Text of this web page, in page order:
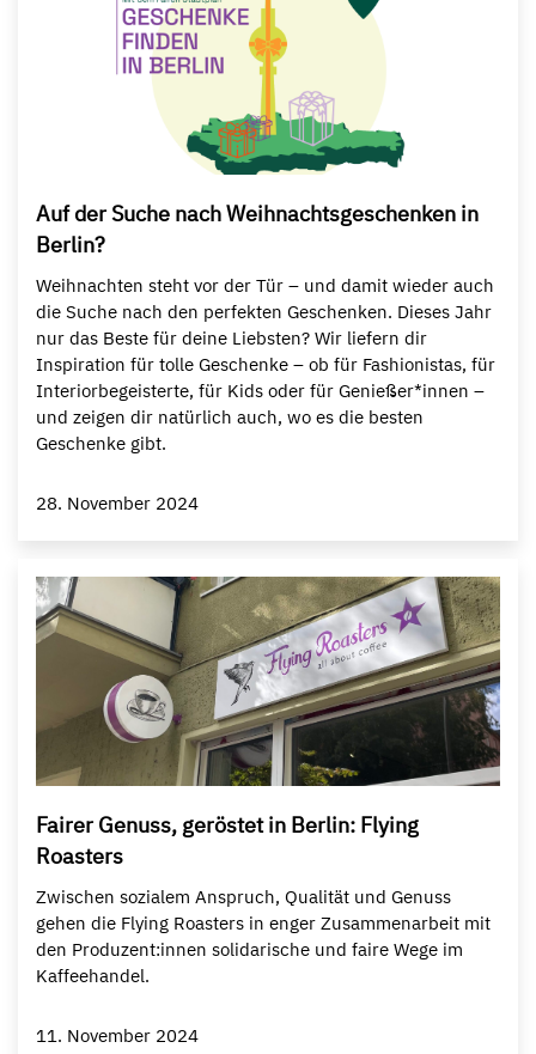
Auf der Suche nach Weihnachtsgeschenken in
Berlin?
Weihnachten steht vor der Tür – und damit wieder auch
die Suche nach den perfekten Geschenken. Dieses Jahr
nur das Beste für deine Liebsten? Wir liefern dir
Inspiration für tolle Geschenke – ob für Fashionistas, für
Interiorbegeisterte, für Kids oder für Genießer*innen –
und zeigen dir natürlich auch, wo es die besten
Geschenke gibt.
28. November 2024
Fairer Genuss, geröstet in Berlin: Flying
Roasters
Zwischen sozialem Anspruch, Qualität und Genuss
gehen die Flying Roasters in enger Zusammenarbeit mit
den Produzent:innen solidarische und faire Wege im
Kaffeehandel.
11. November 2024